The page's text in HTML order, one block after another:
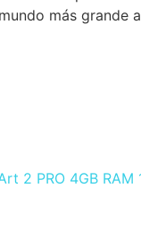
más grande a